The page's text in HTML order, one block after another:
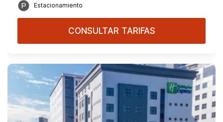
Estacionamiento
CONSULTAR TARIFAS